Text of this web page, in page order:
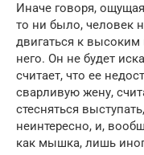
Иначе говоря,
то ни было, человек
двигаться к высоким
него. Он не будет
считает, что ее
сварливую жену,
стесняться
неинтересно, и,
как мышка, лишь